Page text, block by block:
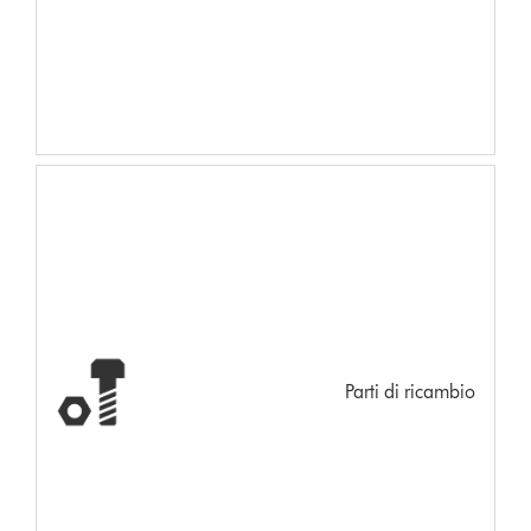
Parti di ricambio